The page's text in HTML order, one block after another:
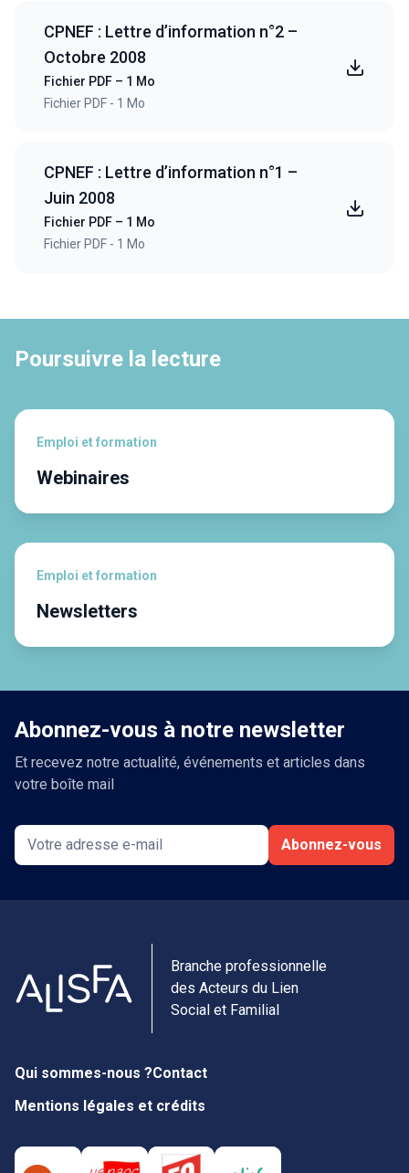
CPNEF : Lettre d’information n°2 –
Octobre 2008
Fichier PDF – 1 Mo
Fichier PDF - 1 Mo
CPNEF : Lettre d’information n°1 –
Juin 2008
Fichier PDF – 1 Mo
Fichier PDF - 1 Mo
Poursuivre la lecture
Emploi et formation
Webinaires
Emploi et formation
Newsletters
Abonnez-vous à notre newsletter
Et recevez notre actualité, événements et articles dans
votre boîte mail
Abonnez-vous
Branche professionnelle
des Acteurs du Lien
Social et Familial
Qui sommes-nous ?Contact
Mentions légales et crédits